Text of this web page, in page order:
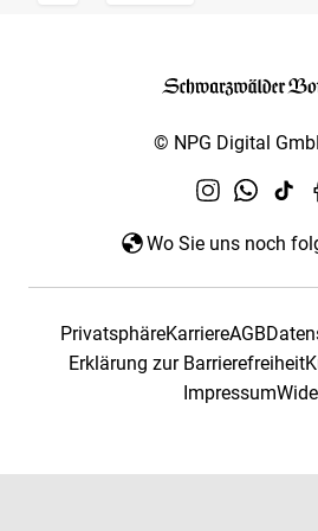
© NPG Digital
Wo Sie uns noch
PrivatsphäreKarriereAGB
Erklärung zur Barrierefreiheit
Impressum